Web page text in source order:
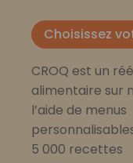
Choisissez
CROQ est un
alimentaire sur
l’aide de menus
5 000 recettes